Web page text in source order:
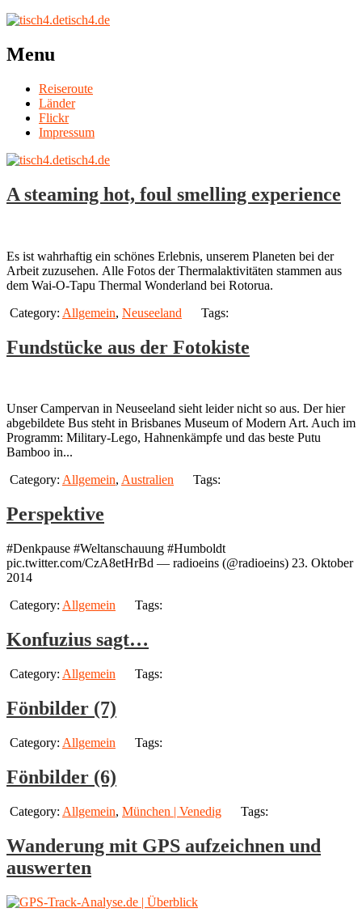
tisch4.de
Menu
Reiseroute
Länder
Flickr
Impressum
tisch4.de
A steaming hot, foul smelling experience
Es ist wahrhaftig ein schönes Erlebnis, unserem Planeten bei der
Arbeit zuzusehen. Alle Fotos der Thermalaktivitäten stammen aus
dem Wai-O-Tapu Thermal Wonderland bei Rotorua.
Category: Allgemein, Neuseeland Tags:
Fundstücke aus der Fotokiste
Unser Campervan in Neuseeland sieht leider nicht so aus. Der hier
abgebildete Bus steht in Brisbanes Museum of Modern Art. Auch im
Programm: Military-Lego, Hahnenkämpfe und das beste Putu
Bamboo in...
Category: Allgemein, Australien Tags:
Perspektive
#Denkpause #Weltanschauung #Humboldt
pic.twitter.com/CzA8etHrBd — radioeins (@radioeins) 23. Oktober
2014
Category: Allgemein Tags:
Konfuzius sagt…
Category: Allgemein Tags:
Fönbilder (7)
Category: Allgemein Tags:
Fönbilder (6)
Category: Allgemein, München | Venedig Tags:
Wanderung mit GPS aufzeichnen und
auswerten